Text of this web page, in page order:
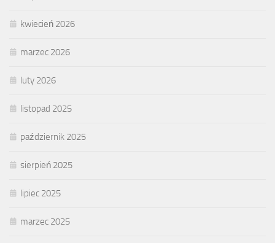
kwiecień 2026
marzec 2026
luty 2026
listopad 2025
październik 2025
sierpień 2025
lipiec 2025
marzec 2025